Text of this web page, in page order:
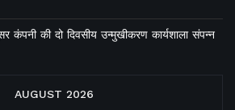
कंपनी की दो दिवसीय उन्मुखीकरण कार्यशाला संपन्न
AUGUST 2026